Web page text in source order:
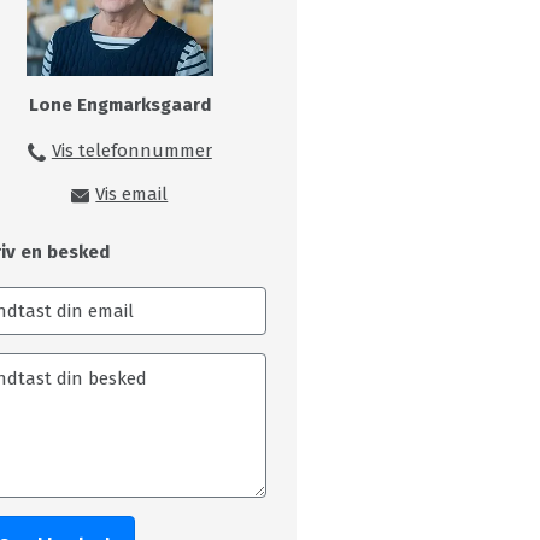
Lone Engmarksgaard
Vis telefonnummer
Vis email
loe@skivecollege.dk
en besked